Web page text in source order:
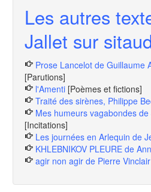
Les autres
Jallet sur
Prose Lancelot de Guillaume
[Parutions]
l'Amenti [Poèmes et fictions]
Traité des sirènes, Philippe
Mes humeurs vagabondes
[Incitations]
Les journées en Arlequin de
KHLEBNIKOV PLEURE de
agir non agir de Pierre Vinclair